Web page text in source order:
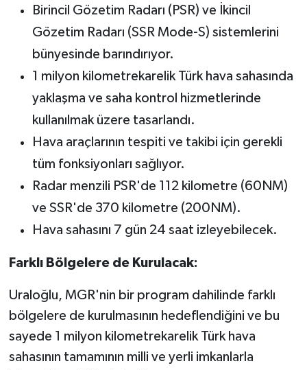
Birincil Gözetim Radarı (PSR) ve İkincil
Gözetim Radarı (SSR Mode-S) sistemlerini
bünyesinde barındırıyor.
1 milyon kilometrekarelik Türk hava sahasında
yaklaşma ve saha kontrol hizmetlerinde
kullanılmak üzere tasarlandı.
Hava araçlarının tespiti ve takibi için gerekli
tüm fonksiyonları sağlıyor.
Radar menzili PSR'de 112 kilometre (60NM)
ve SSR'de 370 kilometre (200NM).
Hava sahasını 7 gün 24 saat izleyebilecek.
Farklı Bölgelere de Kurulacak:
Uraloğlu, MGR'nin bir program dahilinde farklı
bölgelere de kurulmasının hedeflendiğini ve bu
sayede 1 milyon kilometrekarelik Türk hava
sahasının tamamının milli ve yerli imkanlarla